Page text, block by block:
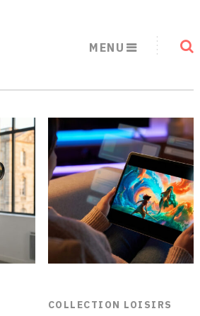
MENU
COLLECTION LOISIRS